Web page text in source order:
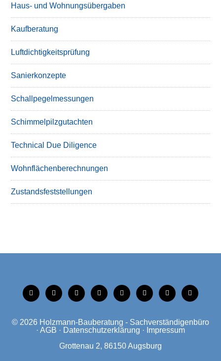
Haus- und Wohnungsübergaben
Kaufberatung
Luftdichtigkeitsprüfung
Sanierkonzepte
Schallpegelmessungen
Schimmelpilzgutachten
Technical Due Diligence
Wohnflächenberechnungen
Zustandsfeststellungen
tiktok instagramfacebooklinkedinxing linkedinmobilemail
© 2026 Holzmann-Bauberatung - Sachverständigenbüro
· AGB · Datenschutzerklärung · Impressum
Grottenau 2, 86150 Augsburg